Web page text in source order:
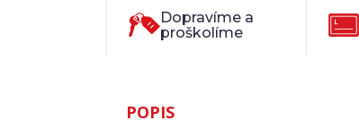
Dopravíme a
proškolíme
POPIS